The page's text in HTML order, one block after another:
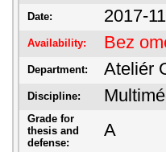
Date: 2017-
Availability: Bez
Department: Ateliér
Discipline:
Grade for
thesis and
defense:
A